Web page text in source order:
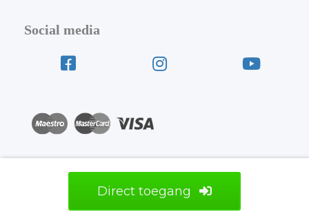
Direct toegang
Social media
© Nuvaarbewijs.nl | vaarbewijs opleidingen